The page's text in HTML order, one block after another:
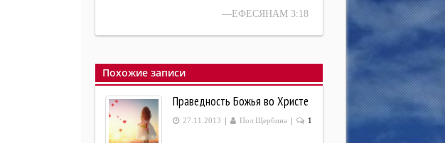
—ЕФЕСЯНАМ 3:18
Похожие записи
Праведность Божья во Христе
27.11.2013 | Пол Щербина | 1